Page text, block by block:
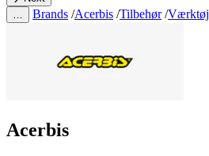
Brands /Acerbis /Tilbehør /Værktøj
Acerbis